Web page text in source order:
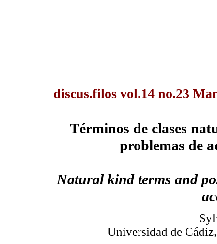
discus.filos vol.14 no.23
Términos de clases
problemas de
Natural kind terms and
Universidad de